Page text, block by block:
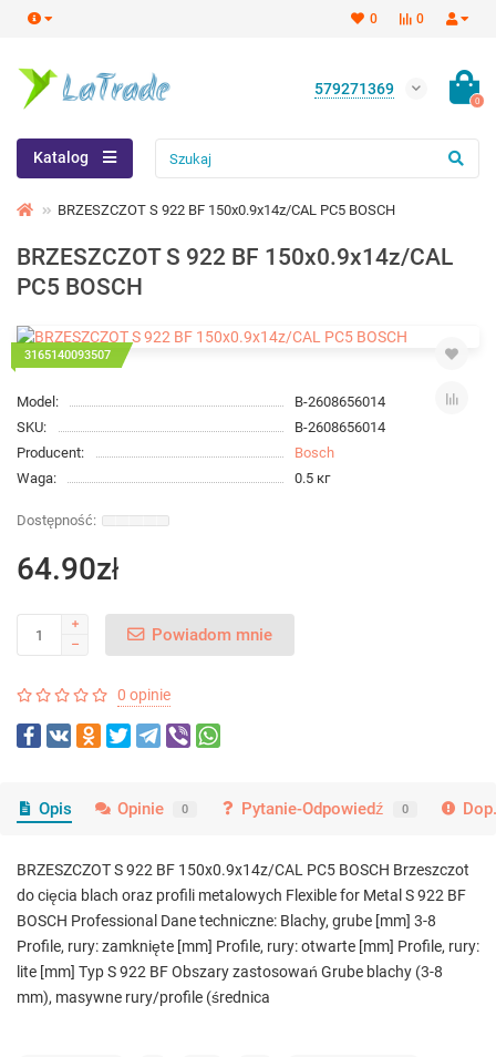
0
0
579271369
0
Katalog
BRZESZCZOT S 922 BF 150x0.9x14z/CAL PC5 BOSCH
BRZESZCZOT S 922 BF 150x0.9x14z/CAL
PC5 BOSCH
3165140093507
Model:
B-2608656014
SKU:
B-2608656014
Producent:
Bosch
Waga:
0.5 кг
64.90zł
Powiadom mnie
0 opinie
Opis Opinie 0 Pytanie-Odpowiedź 0
BRZESZCZOT S 922 BF 150x0.9x14z/CAL PC5 BOSCH Brzeszczot
do cięcia blach oraz profili metalowych Flexible for Metal S 922 BF
BOSCH Professional Dane techniczne: Blachy, grube [mm] 3-8
Profile, rury: zamknięte [mm] Profile, rury: otwarte [mm] Profile, rury:
lite [mm] Typ S 922 BF Obszary zastosowań Grube blachy (3-8
mm), masywne rury/profile (średnica